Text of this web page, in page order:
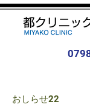
おしらせ22